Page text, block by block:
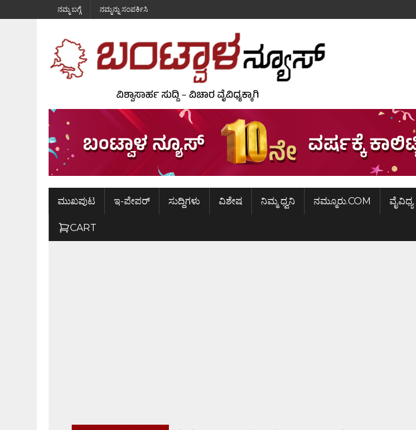
ನಮ್ಮ ಬಗ್ಗೆ ನಮ್ಮನ್ನು ಸಂಪರ್ಕಿಸಿ
ಮುಖಪುಟ ಇ-ಪೇಪರ್ ಸುದ್ದಿಗಳು ವಿಶೇಷ ನಿಮ್ಮ ಧ್ವನಿ ನಮ್ಮೂರು.COM ವೈವಿಧ್ಯ
CART